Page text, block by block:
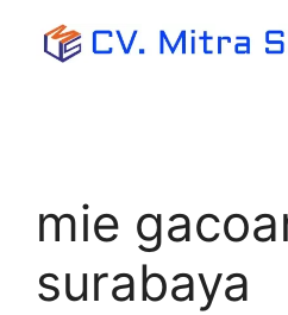
mie
surabaya